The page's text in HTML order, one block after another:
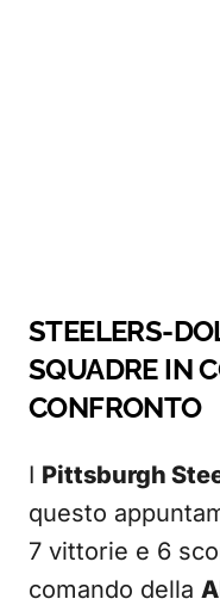
STEELERS-
SQUADRE IN
CONFRONTO
I Pittsburgh
questo
7 vittorie e 6
comando della